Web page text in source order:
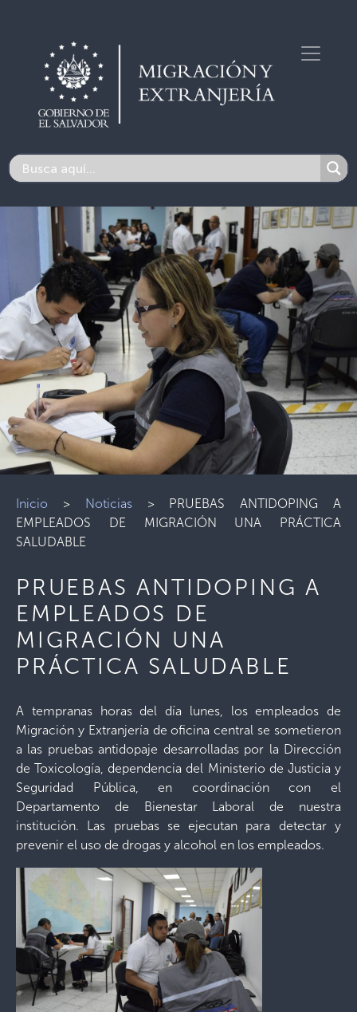
Inicio > Noticias> PRUEBAS ANTIDOPING A
EMPLEADOS DE MIGRACIÓN UNA PRÁCTICA
SALUDABLE
PRUEBAS ANTIDOPING A
EMPLEADOS DE
MIGRACIÓN UNA
PRÁCTICA SALUDABLE
A tempranas horas del día lunes, los empleados de
Migración y Extranjería de oficina central se sometieron
a las pruebas antidopaje desarrolladas por la Dirección
de Toxicología, dependencia del Ministerio de Justicia y
Seguridad Pública, en coordinación con el
Departamento de Bienestar Laboral de nuestra
institución. Las pruebas se ejecutan para detectar y
prevenir el uso de drogas y alcohol en los empleados.